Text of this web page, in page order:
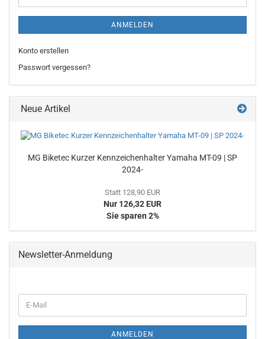
ANMELDEN
Konto erstellen
Passwort vergessen?
Neue Artikel
MG Biketec Kurzer Kennzeichenhalter Yamaha MT-09 | SP
2024-
Statt 128,90 EUR
Nur 126,32 EUR
Sie sparen 2%
Newsletter-Anmeldung
ZUR
NEWSLETTER-
E-
Mail
ANMELDEN